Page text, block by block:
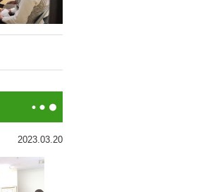
2023.03.20